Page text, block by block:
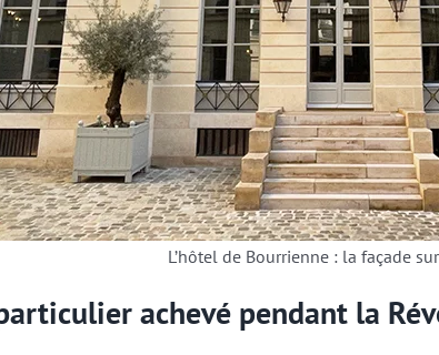
L’hôtel de Bourrienne : la façade
achevé pendant la